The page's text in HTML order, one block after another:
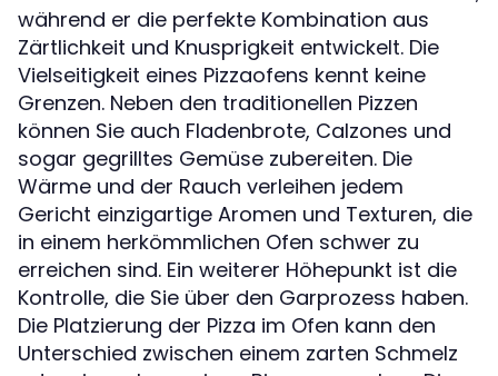
während er die perfekte Kombination aus
Zärtlichkeit und Knusprigkeit entwickelt. Die
Vielseitigkeit eines Pizzaofens kennt keine
Grenzen. Neben den traditionellen Pizzen
können Sie auch Fladenbrote, Calzones und
sogar gegrilltes Gemüse zubereiten. Die
Wärme und der Rauch verleihen jedem
Gericht einzigartige Aromen und Texturen, die
in einem herkömmlichen Ofen schwer zu
erreichen sind. Ein weiterer Höhepunkt ist die
Kontrolle, die Sie über den Garprozess haben.
Die Platzierung der Pizza im Ofen kann den
Unterschied zwischen einem zarten Schmelz